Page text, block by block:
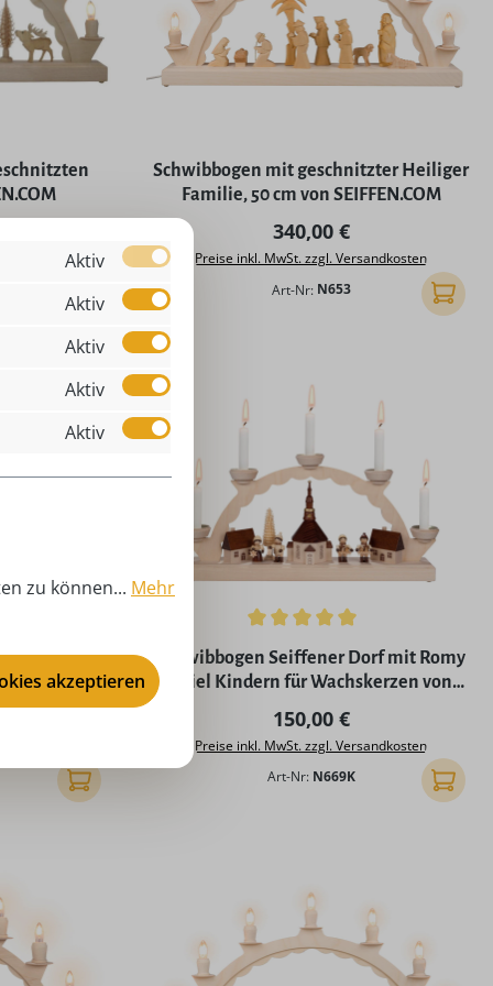
In den Warenkorb
Schwibbogen mit geschnitzter Heiliger
Familie, 50 cm von SEIFFEN.COM
Regulärer Preis:
340,00 €
Preise inkl. MwSt. zzgl. Versandkosten
Art-Nr: N653 In den
Dorf für
In den Warenkorb
Durchschnittliche Bewertung von 5 von
Schwibbogen Seiffener Dorf mit Romy
Thiel Kindern für Wachskerzen von
Regulärer Preis:
150,00 €
Preise inkl. MwSt. zzgl. Versandkosten
Art-Nr: N669K In den
Aktiv
Aktiv
Aktiv
Aktiv
Aktiv
zu können... Mehr
akzeptieren